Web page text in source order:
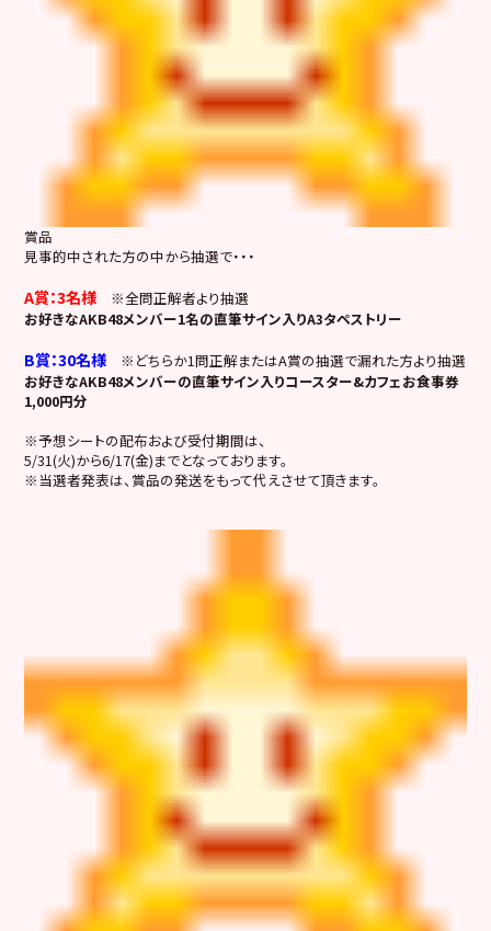
賞品
見事的中された方の中から抽選で・・・
A賞：3名様 ※全問正解者より抽選
お好きなAKB48メンバー1名の直筆サイン入りA3タペストリー
B賞：30名様 ※どちらか1問正解またはA賞の抽選で漏れた方より抽選
お好きなAKB48メンバーの直筆サイン入りコースター&カフェお食事券
1,000円分
※予想シートの配布および受付期間は、
5/31(火)から6/17(金)までとなっております。
※当選者発表は、賞品の発送をもって代えさせて頂きます。